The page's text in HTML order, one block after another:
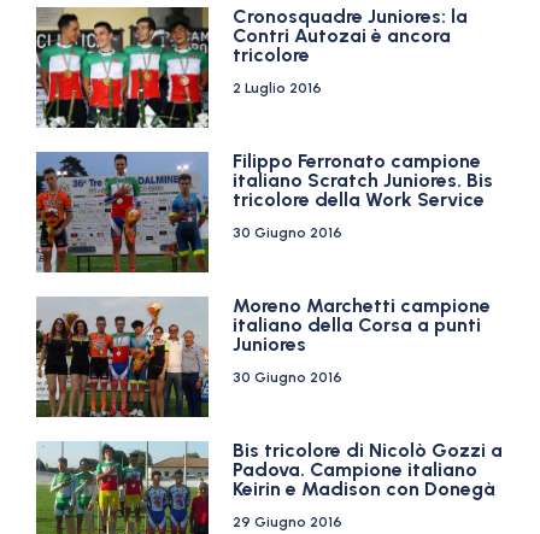
Cronosquadre Juniores: la
Contri Autozai è ancora
tricolore
2 Luglio 2016
Filippo Ferronato campione
italiano Scratch Juniores. Bis
tricolore della Work Service
30 Giugno 2016
Moreno Marchetti campione
italiano della Corsa a punti
Juniores
30 Giugno 2016
Bis tricolore di Nicolò Gozzi a
Padova. Campione italiano
Keirin e Madison con Donegà
29 Giugno 2016